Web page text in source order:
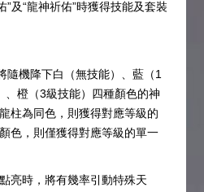
”及“龍神祈佑”時獲得技能及套裝
隨機降下白（無技能）、藍（1
、橙（3級技能）四種顏色的神
柱為同色，則獲得對應等級的
色，則僅獲得對應等級的單一
亮時，將有幾率引動特殊天